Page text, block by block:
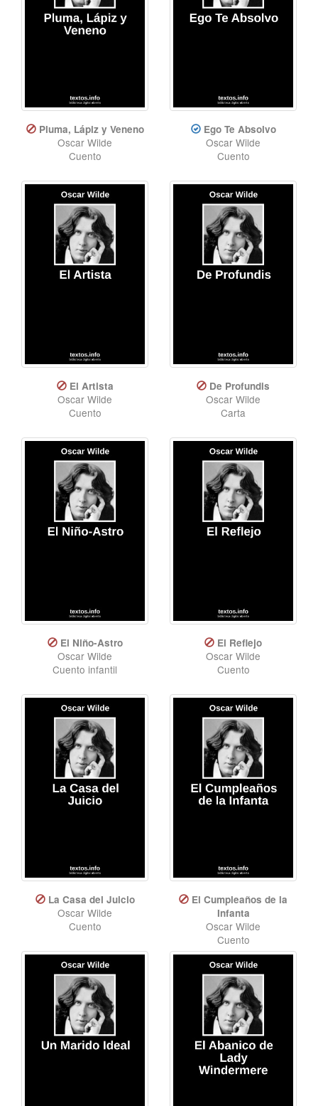
Pluma, Lápiz y Veneno
Oscar Wilde
Cuento
Ego Te Absolvo
Oscar Wilde
Cuento
El Artista
Oscar Wilde
Cuento
De Profundis
Oscar Wilde
Carta
El Niño-Astro
Oscar Wilde
Cuento infantil
El Reflejo
Oscar Wilde
Cuento
La Casa del Juicio
Oscar Wilde
Cuento
El Cumpleaños de la
Infanta
Oscar Wilde
Cuento